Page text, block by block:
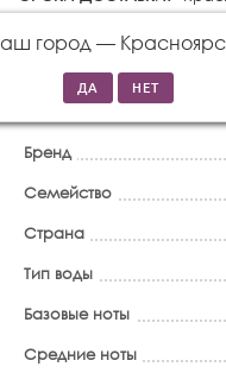
город —
Бренд
Семейство
Страна
Тип воды
Базовые ноты
Средние ноты